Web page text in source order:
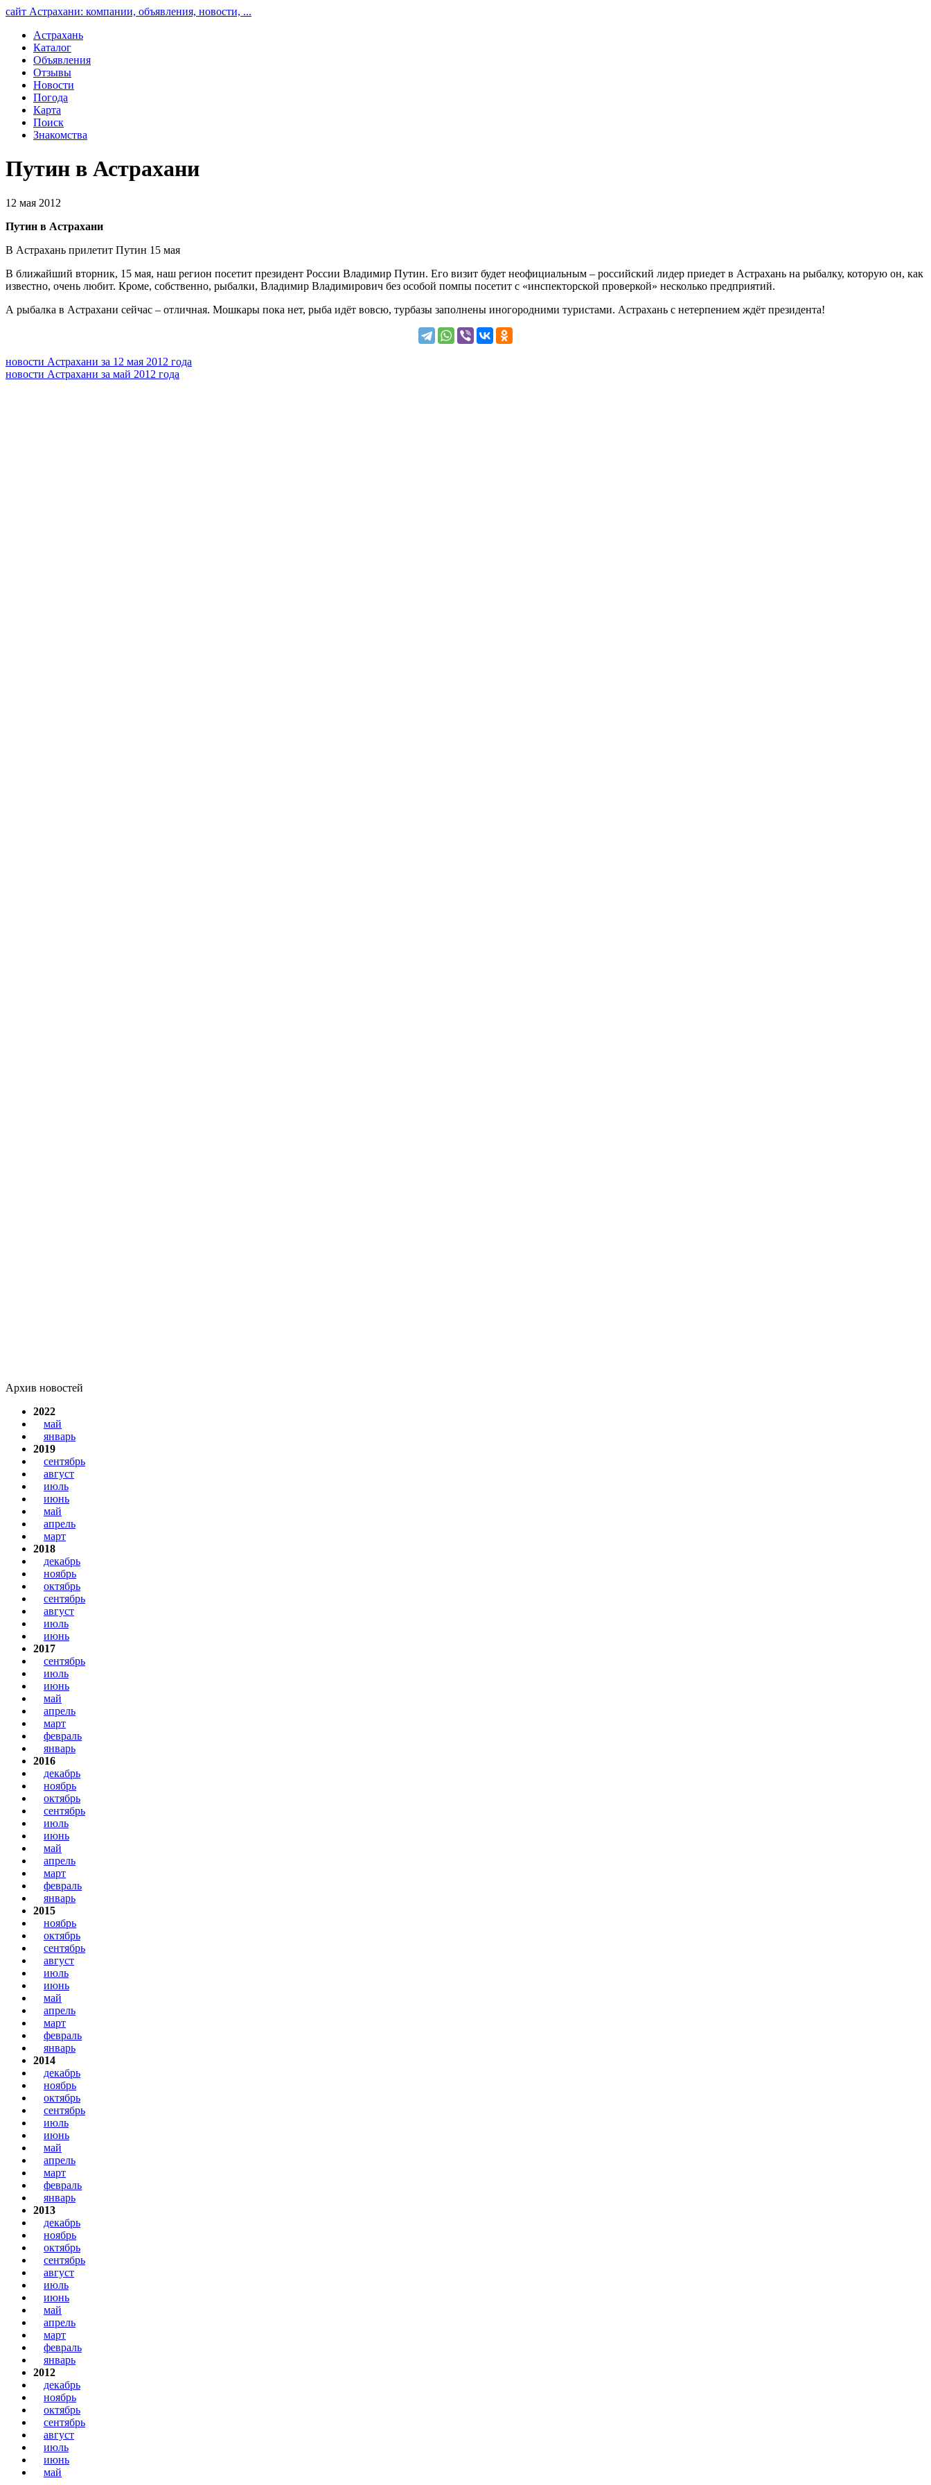
сайт Астрахани: компании, объявления, новости, ...
Астрахань
Каталог
Объявления
Отзывы
Новости
Погода
Карта
Поиск
Знакомства
Путин в Астрахани
12 мая 2012
Путин в Астрахани
В Астрахань прилетит Путин 15 мая
В ближайший вторник, 15 мая, наш регион посетит президент России Владимир Путин. Его визит будет неофициальным – российский лидер приедет в Астрахань на рыбалку, которую он, как
известно, очень любит. Кроме, собственно, рыбалки, Владимир Владимирович без особой помпы посетит с «инспекторской проверкой» несколько предприятий.
А рыбалка в Астрахани сейчас – отличная. Мошкары пока нет, рыба идёт вовсю, турбазы заполнены иногородними туристами. Астрахань с нетерпением ждёт президента!
новости Астрахани за 12 мая 2012 года
новости Астрахани за май 2012 года
Архив новостей
2022
май
январь
2019
сентябрь
август
июль
июнь
май
апрель
март
2018
декабрь
ноябрь
октябрь
сентябрь
август
июль
июнь
2017
сентябрь
июль
июнь
май
апрель
март
февраль
январь
2016
декабрь
ноябрь
октябрь
сентябрь
июль
июнь
май
апрель
март
февраль
январь
2015
ноябрь
октябрь
сентябрь
август
июль
июнь
май
апрель
март
февраль
январь
2014
декабрь
ноябрь
октябрь
сентябрь
июль
июнь
май
апрель
март
февраль
январь
2013
декабрь
ноябрь
октябрь
сентябрь
август
июль
июнь
май
апрель
март
февраль
январь
2012
декабрь
ноябрь
октябрь
сентябрь
август
июль
июнь
май